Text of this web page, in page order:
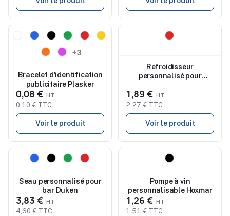
Nouveau
+3
Bracelet d'identification
publicitaire Plasker
0,08 €
0,10 € TTC
Voir le produit
Refroidisseur
personnalisé pour
1,89 €
2,27 € TTC
Voir le produit
Nouveau
Seau personnalisé pour
bar Duken
3,83 €
4,60 € TTC
Pompe à vin
personnalisable Hoxmar
1,26 €
1,51 € TTC